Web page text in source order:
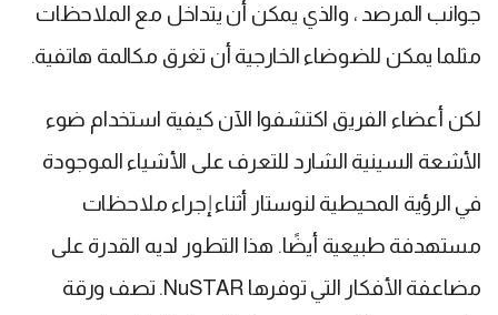
جوانب المرصد ، والذي يمكن أن يتداخل مع الملاحظات
مثلما يمكن للضوضاء الخارجية أن تغرق مكالمة هاتفية.
لكن أعضاء الفريق اكتشفوا الآن كيفية استخدام ضوء
الأشعة السينية الشارد للتعرف على الأشياء الموجودة
في الرؤية المحيطية لنوستار أثناء إجراء ملاحظات
مستهدفة طبيعية أيضًا. هذا التطور لديه القدرة على
مضاعفة الأفكار التي توفرها NuSTAR. تصف ورقة